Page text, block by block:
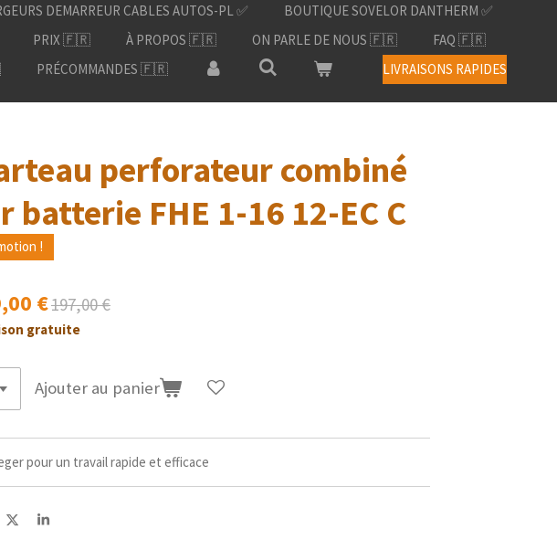
DEMARREUR CABLES AUTOS-PL ✅
BOUTIQUE SOVELOR DANTHERM ✅
PRIX 🇫🇷 À PROPOS 🇫🇷 ON PARLE DE NOUS 🇫🇷
FAQ 🇫🇷
PRÉCOMMANDES 🇫🇷 LIVRAISONS RAPIDES
perforateur combiné
batterie FHE 1-16 12-EC C
!
€197,00 €
gratuite
Ajouter au panier
pour un travail rapide et efficace
P
P